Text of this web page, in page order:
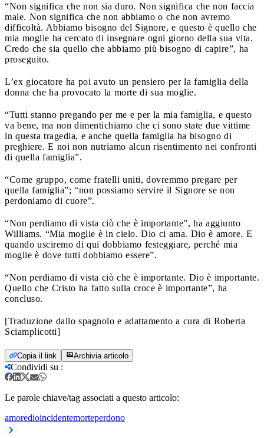
“Non significa che non sia duro. Non significa che non faccia
male. Non significa che non abbiamo o che non avremo
difficoltà. Abbiamo bisogno del Signore, e questo è quello che
mia moglie ha cercato di insegnare ogni giorno della sua vita.
Credo che sia quello che abbiamo più bisogno di capire”, ha
proseguito.
L’ex giocatore ha poi avuto un pensiero per la famiglia della
donna che ha provocato la morte di sua moglie.
“Tutti stanno pregando per me e per la mia famiglia, e questo
va bene, ma non dimentichiamo che ci sono state due vittime
in questa tragedia, e anche quella famiglia ha bisogno di
preghiere. E noi non nutriamo alcun risentimento nei confronti
di quella famiglia”.
“Come gruppo, come fratelli uniti, dovremmo pregare per
quella famiglia”; “non possiamo servire il Signore se non
perdoniamo di cuore”.
“Non perdiamo di vista ciò che è importante”, ha aggiunto
Williams. “Mia moglie è in cielo. Dio ci ama. Dio è amore. E
quando usciremo di qui dobbiamo festeggiare, perché mia
moglie è dove tutti dobbiamo essere”.
“Non perdiamo di vista ciò che è importante. Dio è importante.
Quello che Cristo ha fatto sulla croce è importante”, ha
concluso.
[Traduzione dallo spagnolo e adattamento a cura di Roberta
Sciamplicotti]
Copia il link Archivia articolo
Condividi su :
Le parole chiave/tag associati a questo articolo:
amoredioincidentemorteperdono